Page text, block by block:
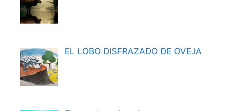
EL LOBO DISFRAZADO DE OVEJA